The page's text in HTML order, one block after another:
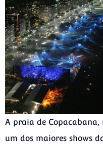
A praia de Copacabana,
um dos maiores shows